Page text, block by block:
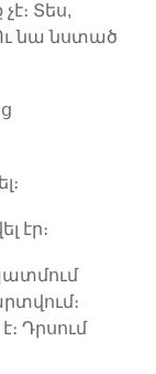
Տես,
նա նստած
էր։
Դրսում